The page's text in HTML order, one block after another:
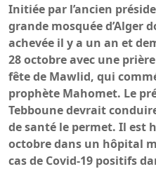
Initiée par l’ancien
grande mosquée d’Alger
achevée il y a un an et
28 octobre avec une
fête de Mawlid, qui
prophète Mahomet. Le
Tebboune devrait
de santé le permet. Il est
octobre dans un hôpital
cas de Covid-19 positifs